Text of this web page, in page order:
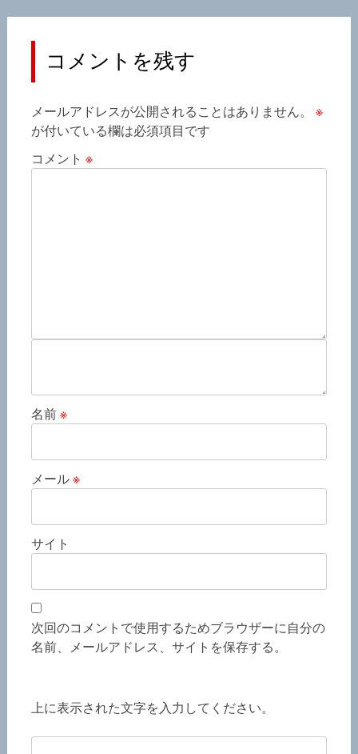
コメントを残す
メールアドレスが公開されることはありません。
※
が付いている欄は必須項目です
コメント ※
名前 ※
メール ※
サイト
次回のコメントで使用するためブラウザーに自分の
名前、メールアドレス、サイトを保存する。
上に表示された文字を入力してください。